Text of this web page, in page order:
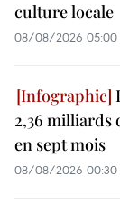
culture locale
08/08/2026 05:00
2,36 milliards
en sept mois
08/08/2026 00:30